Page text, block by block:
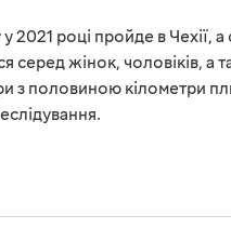
2021 році пройде в Чехії,
жінок, чоловіків, а
з половиною кілометри